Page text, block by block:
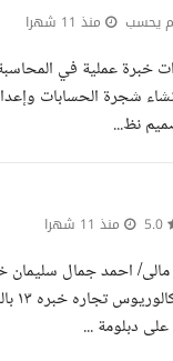
يحسب منذ 11 شهرا
خبرة عملية في
شجرة الحسابات وإعداد
نظ...
منذ 11 شهرا
حيث